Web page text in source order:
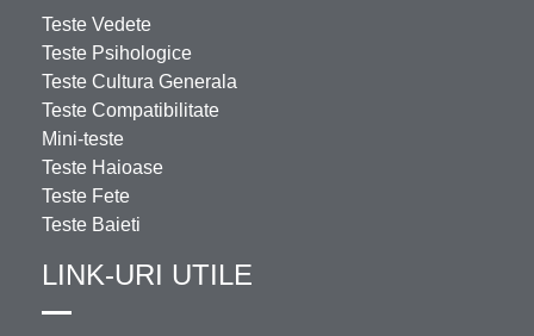
Teste Vedete
Teste Psihologice
Teste Cultura Generala
Teste Compatibilitate
Mini-teste
Teste Haioase
Teste Fete
Teste Baieti
LINK-URI UTILE